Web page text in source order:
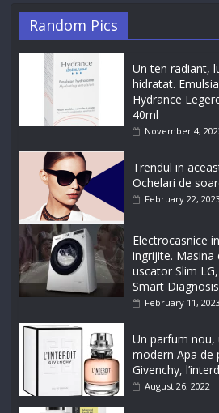
Random Pics
Un ten radiant,
hidratat.
Hydrance
40ml
November 4,
Trendul in
Ochelari de
February 22, 2023
Electrocasnice
ingrijite. Masina
uscator Slim
Smart Diagnosis
February 11, 2023
Un parfum
modern Apa de
Givenchy,
August 26, 2022